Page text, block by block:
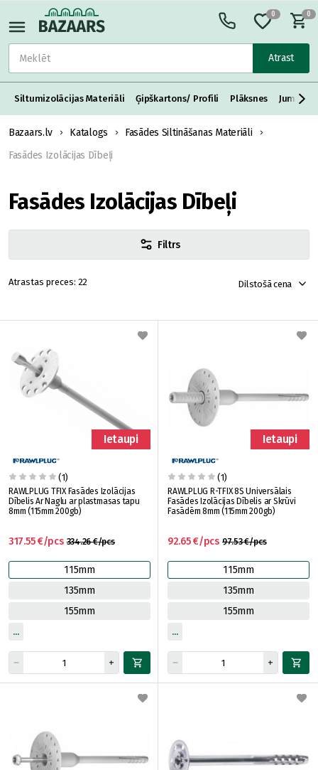
Atrast
0 0
Siltumizolācijas Materiāli Ģipškartons/ Profili Plāksnes Jumta
Bazaars.lv Katalogs
Fasādes Siltināšanas Materiāli
Fasādes Izolācijas Dībeļi
Fasādes Izolācijas Dībeļi
Filtrs
22 Dilstošā cena
Ietaupi
(1)
RAWLPLUG TFIX Fasādes Izolācijas
Dībelis Ar Naglu ar plastmasas tapu
8mm (115mm 200gb)
334.26 €/pcs
317.55 €/pcs
115mm
135mm
155mm
Ietaupi
(1)
RAWLPLUG R-TFIX 8S Universālais
Fasādes Izolācijas Dībelis ar Skrūvi
Fasādēm 8mm (115mm 200gb)
97.53 €/pcs
92.65 €/pcs
115mm
135mm
155mm